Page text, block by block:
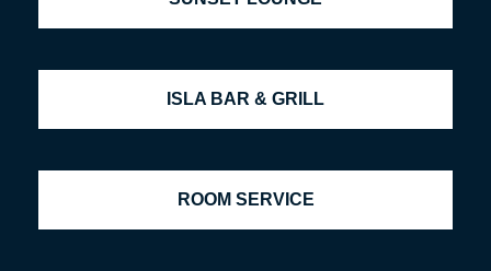
ISLA BAR & GRILL
ROOM SERVICE